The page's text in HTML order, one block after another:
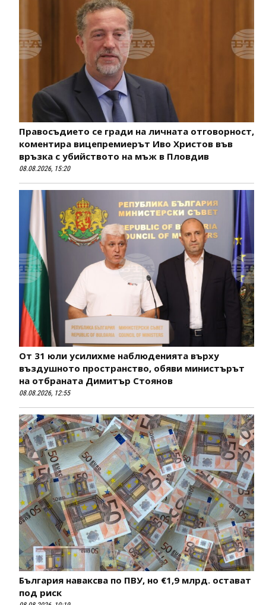
Правосъдието се гради на личната отговорност,
коментира вицепремиерът Иво Христов във
връзка с убийството на мъж в Пловдив
08.08.2026, 15:20
От 31 юли усилихме наблюденията върху
въздушното пространство, обяви министърът
на отбраната Димитър Стоянов
08.08.2026, 12:55
България наваксва по ПВУ, но €1,9 млрд. остават
под риск